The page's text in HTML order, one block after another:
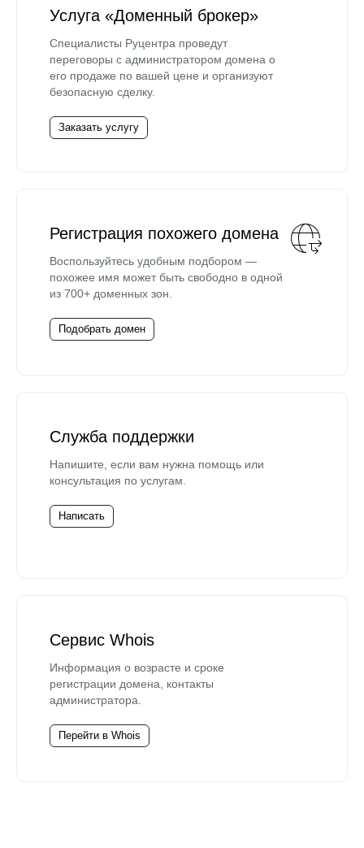
Услуга «Доменный брокер»
Специалисты Руцентра проведут
переговоры с администратором домена о
его продаже по вашей цене и организуют
безопасную сделку.
Заказать услугу
Регистрация похожего домена
Воспользуйтесь удобным подбором —
похожее имя может быть свободно в одной
из 700+ доменных зон.
Подобрать домен
Служба поддержки
Напишите, если вам нужна помощь или
консультация по услугам.
Написать
Сервис Whois
Информация о возрасте и сроке
регистрации домена, контакты
администратора.
Перейти в Whois